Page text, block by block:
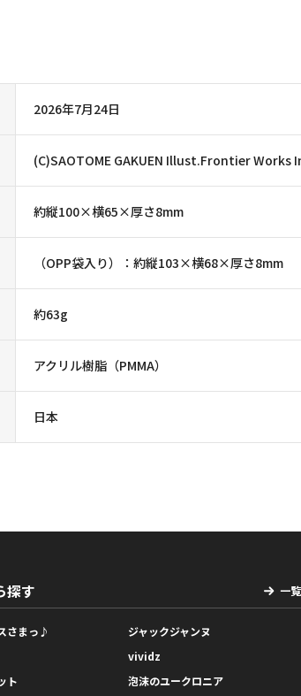
2026年7月24日
(C)SAOTOME GAKUEN Illust.Frontier Works
約縦100×横65×厚さ8mm
（OPP袋入り）：約縦103×横68×厚さ8mm
約63g
アクリル樹脂（PMMA）
日本
探す 一
さまっ♪
ジャックジャンヌ
vividz
ト
泡沫のユークロニア